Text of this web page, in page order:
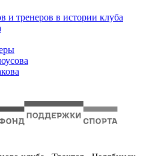
и тренеров в истории клуба